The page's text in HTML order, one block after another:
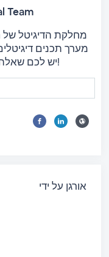
Team
מחלקת הדיגיטל
מערך תכנים
יש לכם שאלה? שתפו אותנו ונשמח לסייע!
אורגן על ידי